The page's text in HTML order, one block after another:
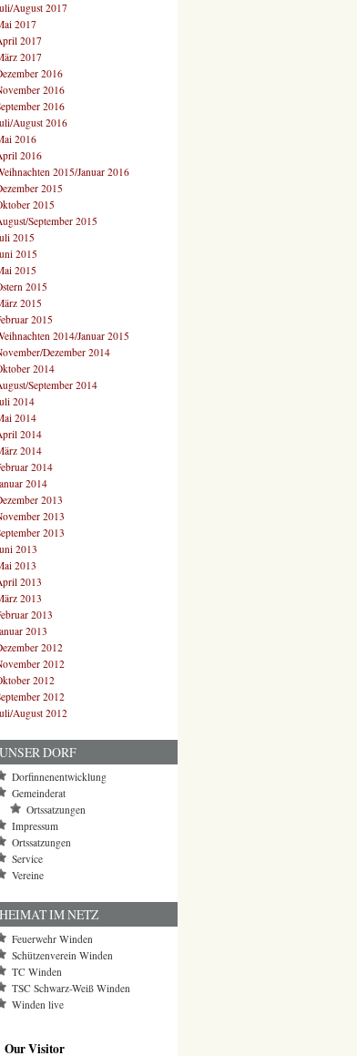
August 2017
2017
2017
2017
2016
2016
2016
August 2016
2016
2016
2015/Januar 2016
2015
2015
September 2015
2015
2015
2015
2015
2015
2015
2014/Januar 2015
Dezember 2014
2014
September 2014
2014
2014
2014
2014
2014
2014
2013
2013
2013
2013
2013
2013
2013
2013
2013
2012
2012
2012
2012
August 2012
UNSER DORF
Dorfinnenentwicklung
Gemeinderat
Ortssatzungen
Impressum
Ortssatzungen
Service
Vereine
HEIMAT IM NETZ
Feuerwehr Winden
Schützenverein Winden
TC Winden
TSC Schwarz-Weiß Winden
Winden live
Our Visitor